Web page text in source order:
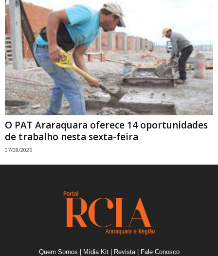
O PAT Araraquara oferece 14 oportunidades
de trabalho nesta sexta-feira
07/08/2026
Quem Somos Mídia Kit| Revista| Fale Conosco